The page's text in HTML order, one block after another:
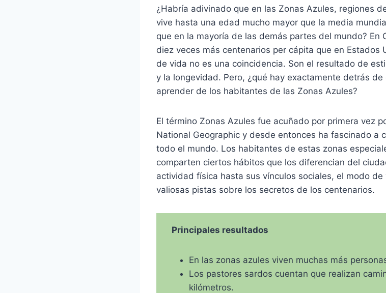
¿Habría adivinado que en las Zonas Azules, regiones
vive hasta una edad mucho mayor que la media
que en la mayoría de las demás partes del mundo? En
diez veces más centenarios per cápita que en Estados
de vida no es una coincidencia. Son el resultado de
y la longevidad. Pero, ¿qué hay exactamente detrás
aprender de los habitantes de las Zonas Azules?
El término Zonas Azules fue acuñado por primera vez
National Geographic y desde entonces ha fascinado a
todo el mundo. Los habitantes de estas zonas
comparten ciertos hábitos que los diferencian del
actividad física hasta sus vínculos sociales, el modo
valiosas pistas sobre los secretos de los centenarios.
Principales resultados
En las zonas azules viven muchas más
Los pastores sardos cuentan que realizan
kilómetros.